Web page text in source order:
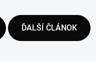
ĎALŠÍ ČLÁNOK